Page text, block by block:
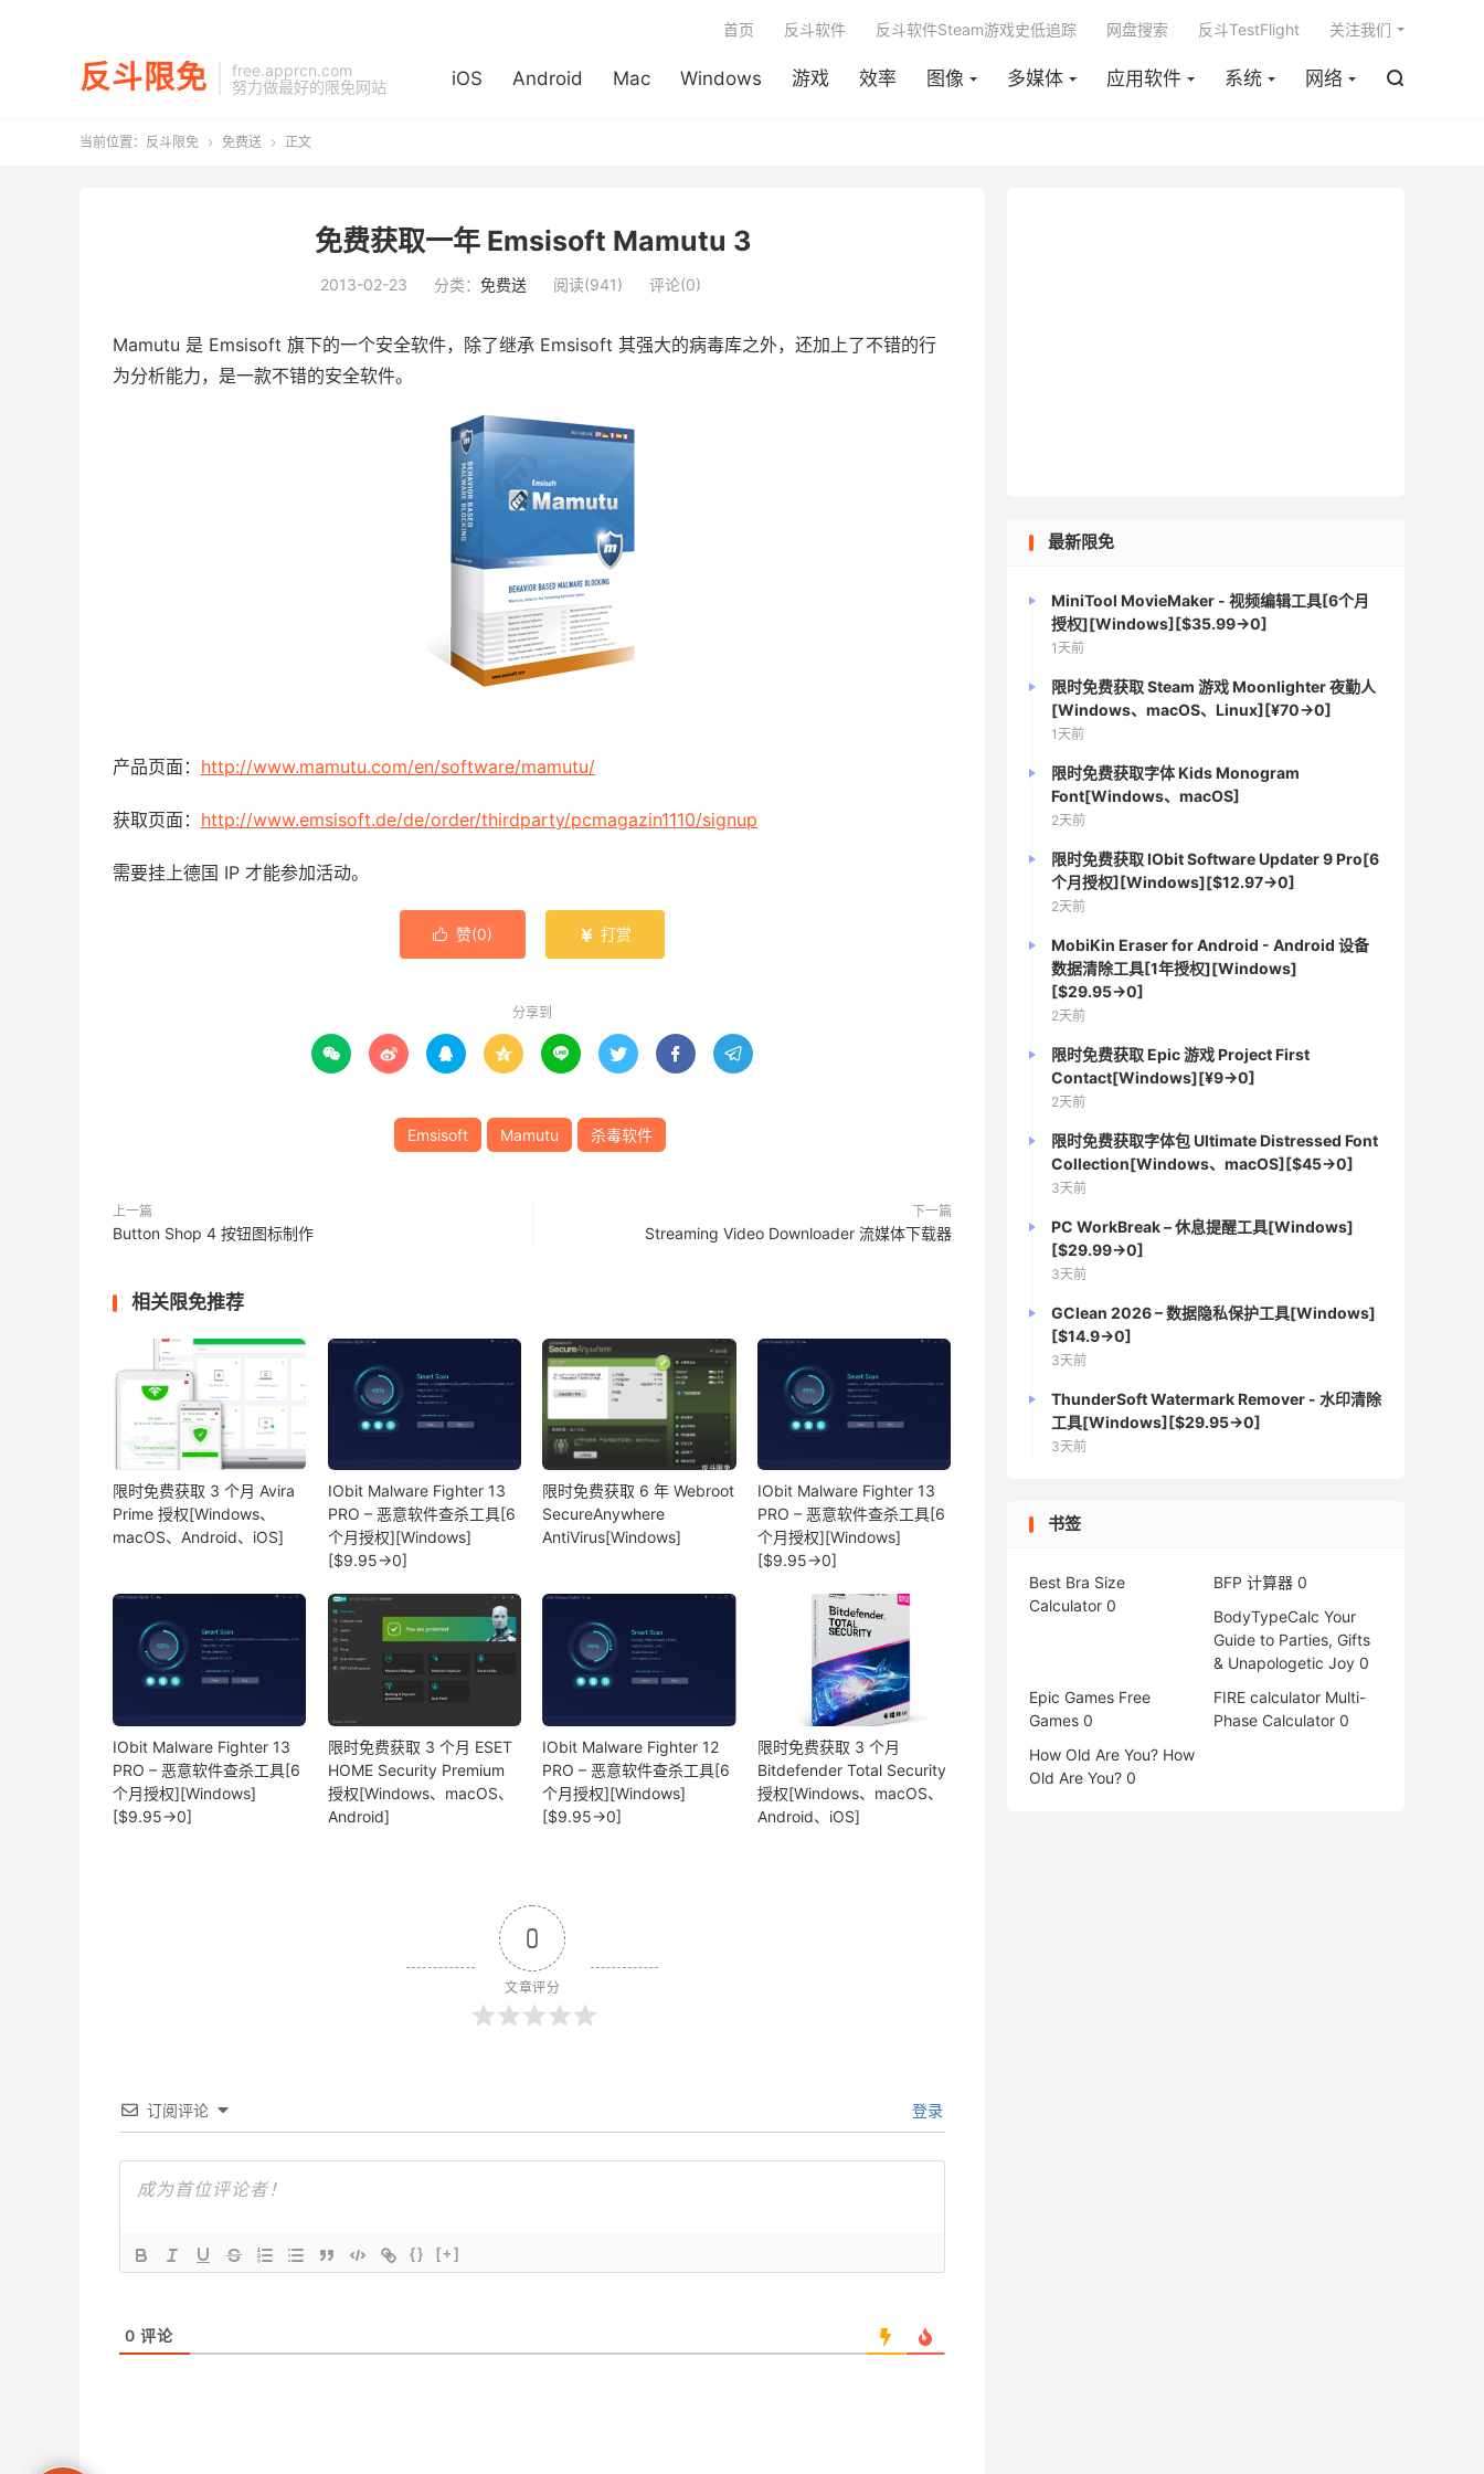
反斗限免
free.apprcn.com
努力做最好的限免网站
iOS Android Mac Windows 游戏 效率 图像 多媒体 应用软件 系统 网络 
首页 反斗软件 反斗软件Steam游戏史低追踪 网盘搜索 反斗TestFlight 关注我们
当前位置： 反斗限免  免费送  正文
免费获取一年 Emsisoft Mamutu 3
2013-02-23 分类： 免费送 阅读(941) 评论(0)
Mamutu 是 Emsisoft 旗下的一个安全软件，除了继承 Emsisoft 其强大的病毒库之外，还加上了不错的行
为分析能力，是一款不错的安全软件。
产品页面： http://www.mamutu.com/en/software/mamutu/
获取页面： http://www.emsisoft.de/de/order/thirdparty/pcmagazin1110/signup
需要挂上德国 IP 才能参加活动。
 赞(0)  打赏
分享到
       
Emsisoft Mamutu 杀毒软件
上一篇
Button Shop 4 按钮图标制作
下一篇
Streaming Video Downloader 流媒体下载器
相关限免推荐
限时免费获取 3 个月 Avira
Prime 授权[Windows、
macOS、Android、iOS]
IObit Malware Fighter 13
PRO – 恶意软件查杀工具[6
个月授权][Windows]
[$9.95→0]
限时免费获取 6 年 Webroot
SecureAnywhere
AntiVirus[Windows]
IObit Malware Fighter 13
PRO – 恶意软件查杀工具[6
个月授权][Windows]
[$9.95→0]
IObit Malware Fighter 13
PRO – 恶意软件查杀工具[6
个月授权][Windows]
[$9.95→0]
限时免费获取 3 个月 ESET
HOME Security Premium
授权[Windows、macOS、
Android]
IObit Malware Fighter 12
PRO – 恶意软件查杀工具[6
个月授权][Windows]
[$9.95→0]
限时免费获取 3 个月
Bitdefender Total Security
授权[Windows、macOS、
Android、iOS]
0
文章评分
订阅评论 登录
{} [+]
0 评论
最新限免
MiniTool MovieMaker - 视频编辑工具[6个月
授权][Windows][$35.99→0]
1天前
限时免费获取 Steam 游戏 Moonlighter 夜勤人
[Windows、macOS、Linux][¥70→0]
1天前
限时免费获取字体 Kids Monogram
Font[Windows、macOS]
2天前
限时免费获取 IObit Software Updater 9 Pro[6
个月授权][Windows][$12.97→0]
2天前
MobiKin Eraser for Android - Android 设备
数据清除工具[1年授权][Windows]
[$29.95→0]
2天前
限时免费获取 Epic 游戏 Project First
Contact[Windows][¥9→0]
2天前
限时免费获取字体包 Ultimate Distressed Font
Collection[Windows、macOS][$45→0]
3天前
PC WorkBreak – 休息提醒工具[Windows]
[$29.99→0]
3天前
GClean 2026 – 数据隐私保护工具[Windows]
[$14.9→0]
3天前
ThunderSoft Watermark Remover - 水印清除
工具[Windows][$29.95→0]
3天前
书签
Best Bra Size
Calculator 0
BFP 计算器 0
BodyTypeCalc Your
Guide to Parties, Gifts
& Unapologetic Joy 0
Epic Games Free
Games 0
FIRE calculator Multi-
Phase Calculator 0
How Old Are You? How
Old Are You? 0